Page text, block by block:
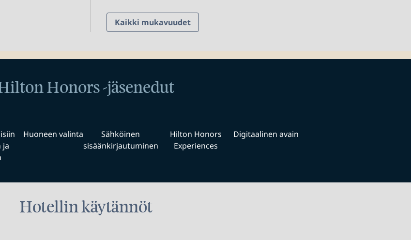
Kaikki mukavuudet
Honors -jäsenedut
ja
Huoneen valinta
Sähköinen
sisäänkirjautuminen
Hilton Honors
Experiences
Digitaalinen avain
Hotellin käytännöt